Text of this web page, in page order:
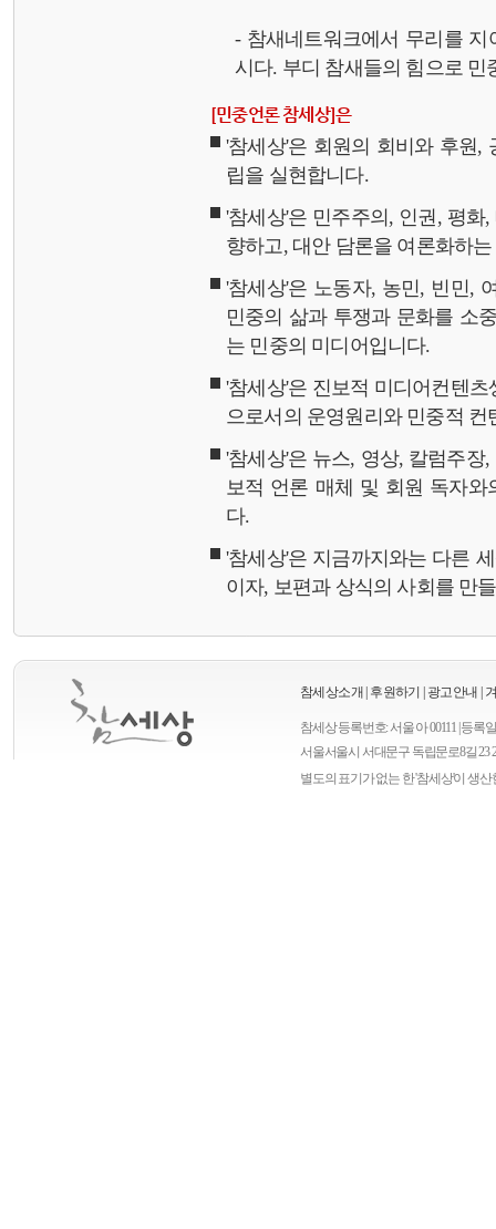
- 참새네트워크에서 무리를
시다. 부디 참새들의 힘으로 민
[민중언론 참세상]은
'참세상'은 회원의 회비와 후원,
립을 실현합니다.
'참세상'은 민주주의, 인권, 평
향하고, 대안 담론을 여론화하
'참세상'은 노동자, 농민, 빈민,
민중의 삶과 투쟁과 문화를 소
는 민중의 미디어입니다.
'참세상'은 진보적 미디어컨텐
으로서의 운영원리와 민중적
'참세상'은 뉴스, 영상, 칼럼주
보적 언론 매체 및 회원 독자와
다.
'참세상'은 지금까지와는 다른
이자, 보편과 상식의 사회를 만
참세상소개 후원하기 광고안내
참세상 등록번호: 서울 아 00111 | 등록
서울서울시 서대문구 독립문로8길 23
별도의 표기가 없는 한 '참세상'이 생